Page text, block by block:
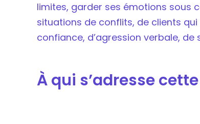
limites, garder ses émotions sous
situations de conflits, de clients
confiance, d’agression verbale, de
À qui s’adresse